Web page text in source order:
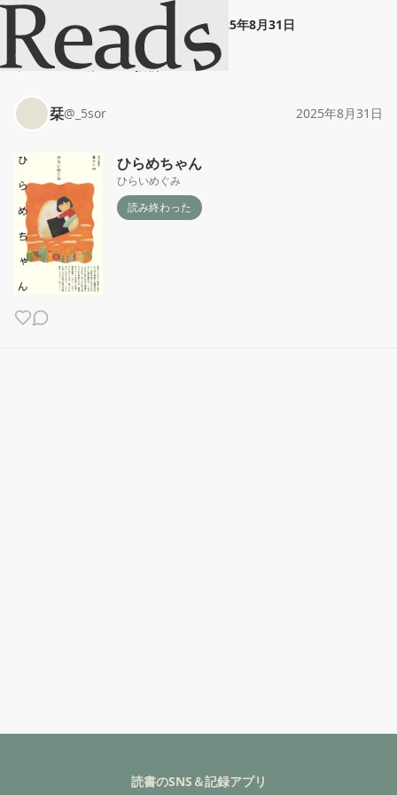
栞"ひらめちゃん" 2025年8月31日
ホーム 栞 投稿
栞@ _5sor 2025年8月31日
ひらめちゃん
ひらいめぐみ
読み終わった
読書のSNS＆記録アプリ